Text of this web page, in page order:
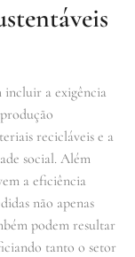
incluir a exigência
recicláveis e a
social. Além
a eficiência
não apenas
podem resultar
tanto o setor